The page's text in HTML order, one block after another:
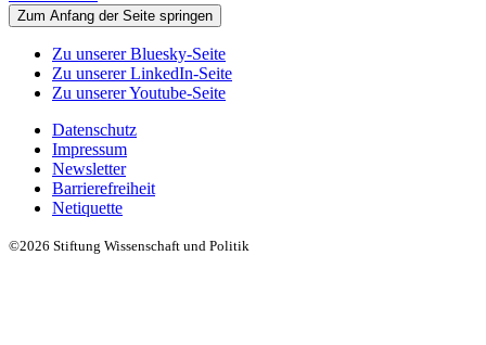
Zum Anfang der Seite springen
Zu unserer Bluesky-Seite
Zu unserer LinkedIn-Seite
Zu unserer Youtube-Seite
Datenschutz
Impressum
Newsletter
Barrierefreiheit
Netiquette
©2026 Stiftung Wissenschaft und Politik